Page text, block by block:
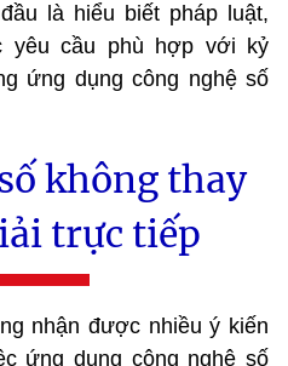
là hiểu biết pháp luật,
yêu cầu phù hợp với kỷ
ứng dụng công nghệ số
không thay
trực tiếp
nhận được nhiều ý kiến
ứng dụng công nghệ số